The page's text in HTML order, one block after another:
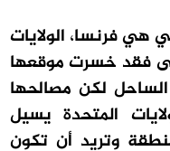
هي فرنسا، الولايات
فقد خسرت موقعها
لكن مصالحها
المتحدة يسيل
وتريد أن تكون